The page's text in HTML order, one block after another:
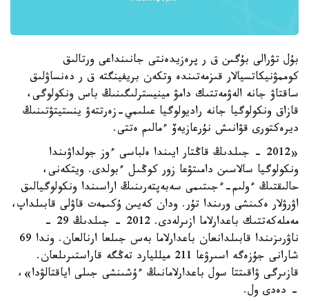
بۇل تۋرالى بۇگىن ق ر پرەزيدەنتى جانىنداعى ورتالىق
كوممۋنيكاتسيالار قىزمەتىندە وتكەن بريفينگتە ق ر دەنساۋلىق
ساقتاۋ جانە الەۋمەتتىك دامۋ مينيسترلىگىنىڭ باس ونكولوگى،
قازاق ونكولوگيا جانە راديولوگيا عىلىمي-زەرتتەۋ ينستيتۋتىنىڭ
ديرەكتورى قۋانىش نۇرعازيەۆ ءمالىم ەتتى.
«2012 - جىلدىڭ قاڭتار ايىندا ەلباسى ءوز جولداۋىندا
ونكولوگيا سالاسىن دامىتۋعا زور كوڭىل ءبولدى. ويتكەنى،
حالىقتىڭ ءولىم-ءجىتىمى سەبەپتەرىنىڭ اراسىندا ونكولوگيالىق
اۋرۋلار ەكىنشى ورىندا تۇر. ودان كەيىن ۇكىمەت قاۋلى قابىلداپ،
مەملەكەتتىك باعدارلاما ازىرلەدى. 2012 - جىلدىڭ 29 -
ناۋرىزىندا قابىلدانعان باعدارلاما بەس جىلعا ارنالعان. وندا 69
شارانى جۇزەگە اسىرۋعا 211 ميلليارد تەڭگە قاراستىرىلعان.
قازىرگى ۋاقىتتا سول باعدارلامانىڭ ءۇشىنشى جىلى اياقتالۋدا»،
- دەدى ول.